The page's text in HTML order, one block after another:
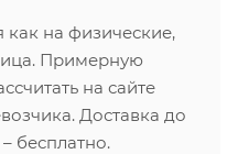
на физические,
Примерную
на сайте
Доставка до
бесплатно.